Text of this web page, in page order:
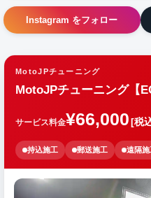
Instagram をフォロー
MotoJPチューニング
MotoJPチューニング【
サービス料金¥66,000[税
持込施工 郵送施工 遠隔